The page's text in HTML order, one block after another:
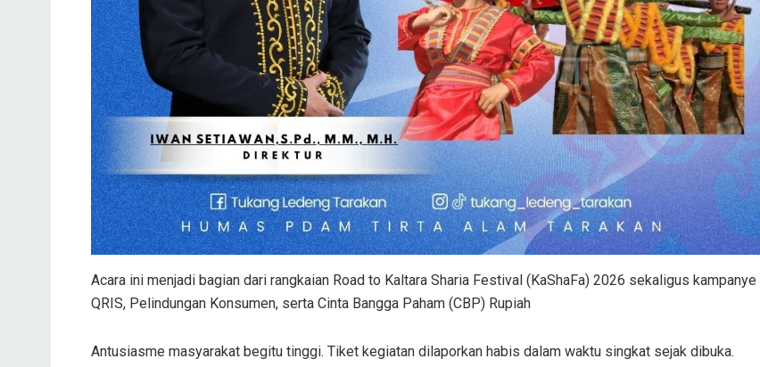
Acara ini menjadi bagian dari rangkaian Road to Kaltara Sharia Festival (KaShaFa) 2026 sekaligus kampanye
QRIS, Pelindungan Konsumen, serta Cinta Bangga Paham (CBP) Rupiah
Antusiasme masyarakat begitu tinggi. Tiket kegiatan dilaporkan habis dalam waktu singkat sejak dibuka.